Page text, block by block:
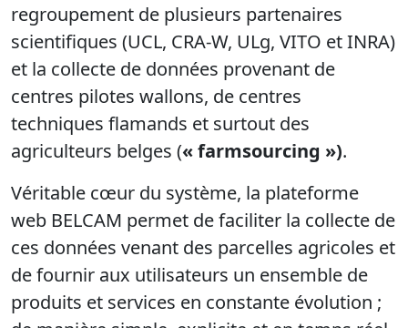
regroupement de plusieurs partenaires
scientifiques (UCL, CRA-W, ULg, VITO et INRA)
et la collecte de données provenant de
centres pilotes wallons, de centres
techniques flamands et surtout des
agriculteurs belges (« farmsourcing »).
Véritable cœur du système, la plateforme
web BELCAM permet de faciliter la collecte de
ces données venant des parcelles agricoles et
de fournir aux utilisateurs un ensemble de
produits et services en constante évolution ;